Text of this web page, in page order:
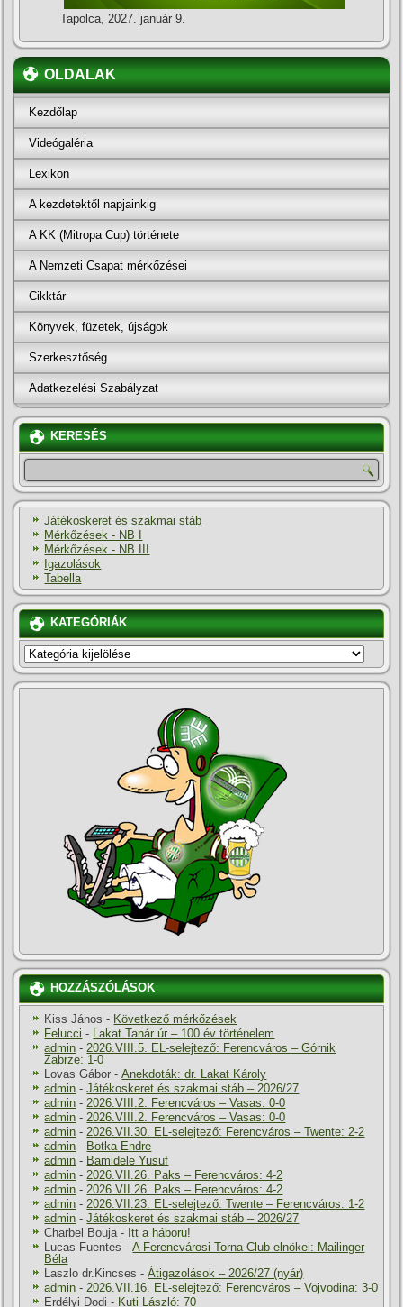
Tapolca, 2027. január 9.
OLDALAK
Kezdőlap
Videógaléria
Lexikon
A kezdetektől napjainkig
A KK (Mitropa Cup) története
A Nemzeti Csapat mérkőzései
Cikktár
Könyvek, füzetek, újságok
Szerkesztőség
Adatkezelési Szabályzat
KERESÉS
Játékoskeret és szakmai stáb
Mérkőzések - NB I
Mérkőzések - NB III
Igazolások
Tabella
KATEGÓRIÁK
KATEGÓRIÁK
HOZZÁSZÓLÁSOK
Kiss János - Következő mérkőzések
Felucci - Lakat Tanár úr – 100 év történelem
admin -2026.VIII.5. EL-selejtező: Ferencváros – Górnik
Zabrze: 1-0
Lovas Gábor -Anekdoták: dr. Lakat Károly
admin -Játékoskeret és szakmai stáb – 2026/27
admin -2026.VIII.2. Ferencváros – Vasas: 0-0
admin -2026.VIII.2. Ferencváros – Vasas: 0-0
admin -2026.VII.30. EL-selejtező: Ferencváros – Twente: 2-2
admin - Botka Endre
admin - Bamidele Yusuf
admin -2026.VII.26. Paks – Ferencváros: 4-2
admin -2026.VII.26. Paks – Ferencváros: 4-2
admin -2026.VII.23. EL-selejtező: Twente – Ferencváros: 1-2
admin -Játékoskeret és szakmai stáb – 2026/27
Charbel Bouja- Itt a háboru!
Lucas Fuentes -A Ferencvárosi Torna Club elnökei: Mailinger
Béla
Laszlo dr.Kincses -Átigazolások – 2026/27 (nyár)
admin -2026.VII.16. EL-selejtező: Ferencváros – Vojvodina: 3-0
Erdélyi Dodi - Kuti László: 70